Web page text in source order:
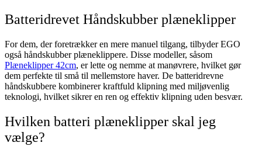
Batteridrevet Håndskubber plæneklipper
For dem, der foretrækker en mere manuel tilgang, tilbyder EGO
også håndskubber plæneklippere. Disse modeller, såsom
Plæneklipper 42cm, er lette og nemme at manøvrere, hvilket gør
dem perfekte til små til mellemstore haver. De batteridrevne
håndskubbere kombinerer kraftfuld klipning med miljøvenlig
teknologi, hvilket sikrer en ren og effektiv klipning uden besvær.
Hvilken batteri plæneklipper skal jeg
vælge?